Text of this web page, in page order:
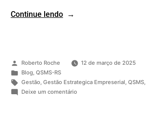
Continue lendo
Roberto Roche
12 de março de 2025
Blog, QSMS-RS
Gestão, Gestão Estrategica Empreserial, QSMS,
Deixe um comentário